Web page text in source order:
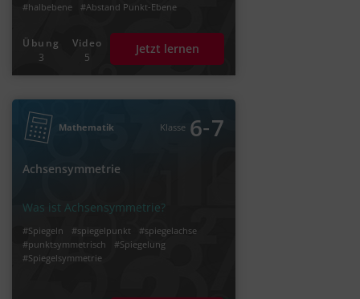
#halbebene
#Abstand Punkt-Ebene
Übung
3
Video
5
Jetzt lernen
Mathematik Klasse 6‐7
Achsensymmetrie
Was ist Achsensymmetrie?
#Spiegeln #spiegelpunkt
#spiegelachse
#punktsymmetrisch
#Spiegelung
#Spiegelsymmetrie